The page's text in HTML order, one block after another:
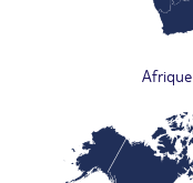
Afrique